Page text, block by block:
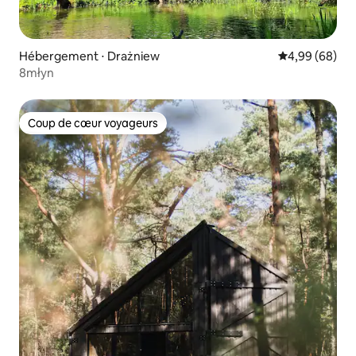
Hébergement ⋅ Drażniew Évaluation
4,99 (68)
8młyn
Coup de cœur voyageurs
Coup de cœur voyageurs